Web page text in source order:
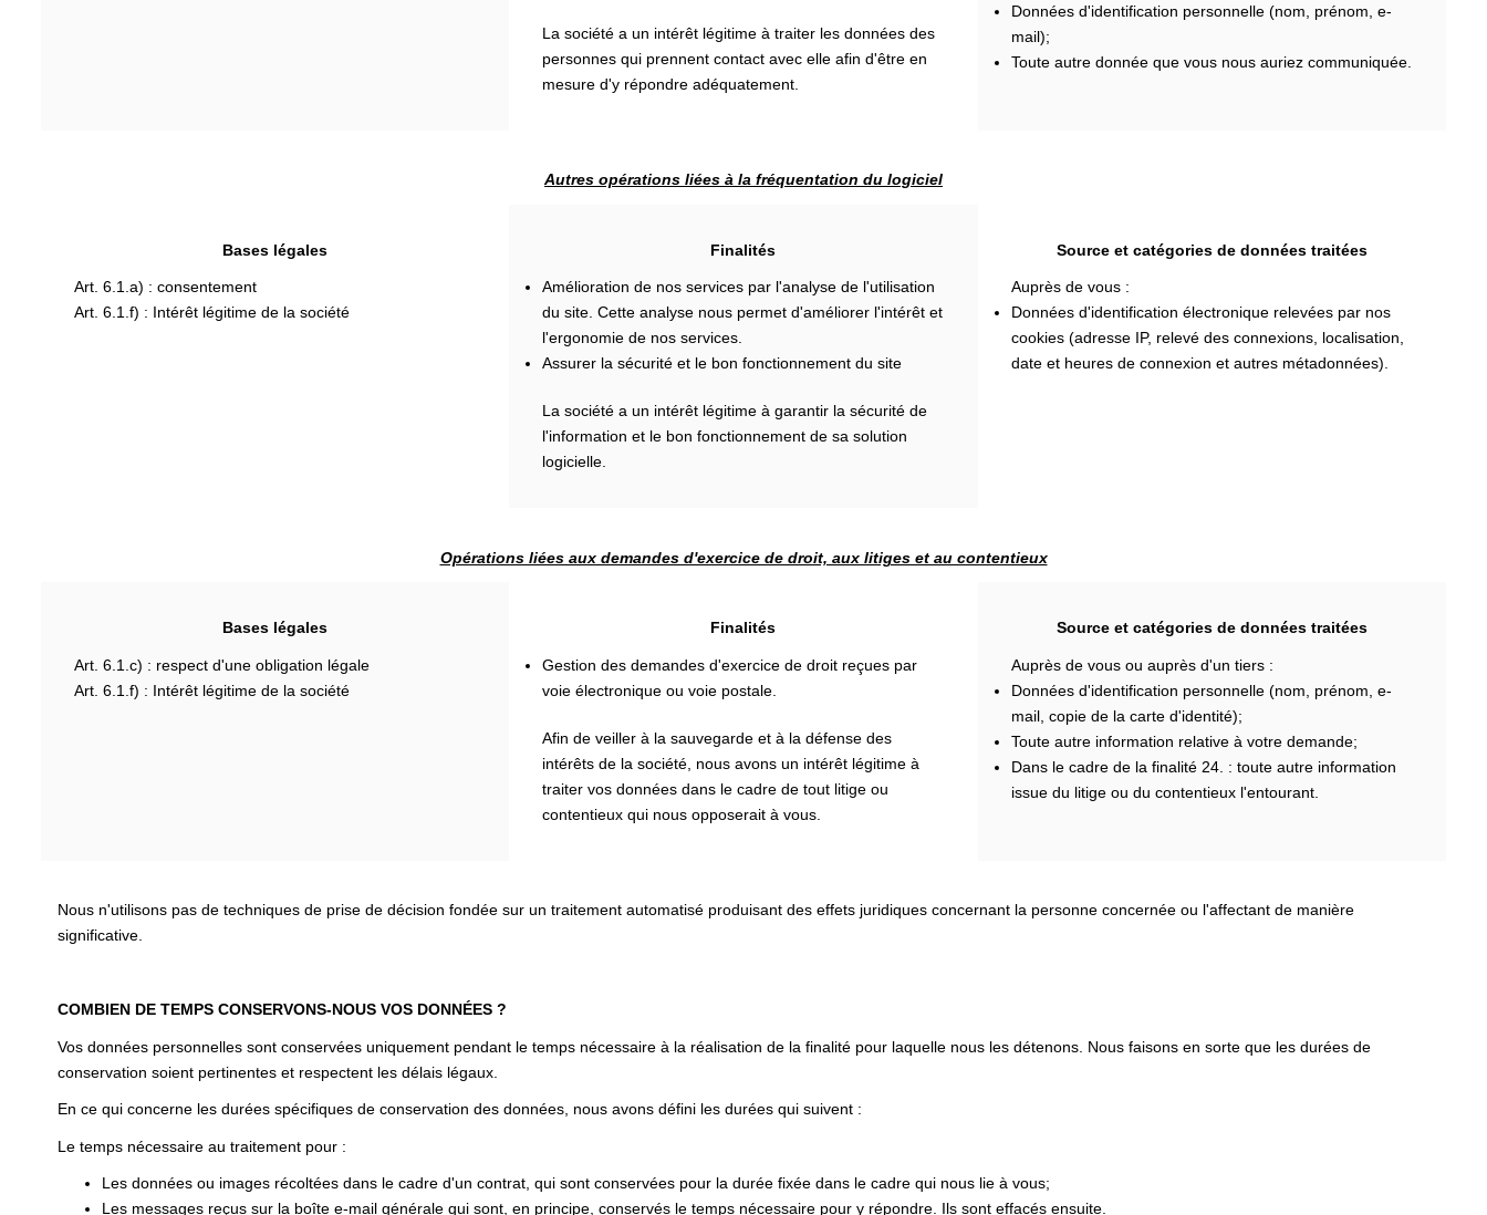
La société a un intérêt légitime à traiter les données des
personnes qui prennent contact avec elle afin d'être en
mesure d'y répondre adéquatement.
Données d'identification personnelle (nom, prénom, e-
mail);
Toute autre donnée que vous nous auriez communiquée.
Autres opérations liées à la fréquentation du logiciel
Bases légales
Art. 6.1.a) : consentement
Art. 6.1.f) : Intérêt légitime de la société
Finalités
Amélioration de nos services par l'analyse de l'utilisation
du site. Cette analyse nous permet d'améliorer l'intérêt et
l'ergonomie de nos services.
Assurer la sécurité et le bon fonctionnement du site
La société a un intérêt légitime à garantir la sécurité de
l'information et le bon fonctionnement de sa solution
logicielle.
Source et catégories de données traitées
Auprès de vous :
Données d'identification électronique relevées par nos
cookies (adresse IP, relevé des connexions, localisation,
date et heures de connexion et autres métadonnées).
Opérations liées aux demandes d'exercice de droit, aux litiges et au contentieux
Bases légales
Art. 6.1.c) : respect d'une obligation légale
Art. 6.1.f) : Intérêt légitime de la société
Finalités
Gestion des demandes d'exercice de droit reçues par
voie électronique ou voie postale.
Afin de veiller à la sauvegarde et à la défense des
intérêts de la société, nous avons un intérêt légitime à
traiter vos données dans le cadre de tout litige ou
contentieux qui nous opposerait à vous.
Source et catégories de données traitées
Auprès de vous ou auprès d'un tiers :
Données d'identification personnelle (nom, prénom, e-
mail, copie de la carte d'identité);
Toute autre information relative à votre demande;
Dans le cadre de la finalité 24. : toute autre information
issue du litige ou du contentieux l'entourant.
Nous n'utilisons pas de techniques de prise de décision fondée sur un traitement automatisé produisant des effets juridiques concernant la personne concernée ou l'affectant de manière
significative.
COMBIEN DE TEMPS CONSERVONS-NOUS VOS DONNÉES ?
Vos données personnelles sont conservées uniquement pendant le temps nécessaire à la réalisation de la finalité pour laquelle nous les détenons. Nous faisons en sorte que les durées de
conservation soient pertinentes et respectent les délais légaux.
En ce qui concerne les durées spécifiques de conservation des données, nous avons défini les durées qui suivent :
Le temps nécessaire au traitement pour :
Les données ou images récoltées dans le cadre d'un contrat, qui sont conservées pour la durée fixée dans le cadre qui nous lie à vous;
Les messages reçus sur la boîte e-mail générale qui sont, en principe, conservés le temps nécessaire pour y répondre. Ils sont effacés ensuite.